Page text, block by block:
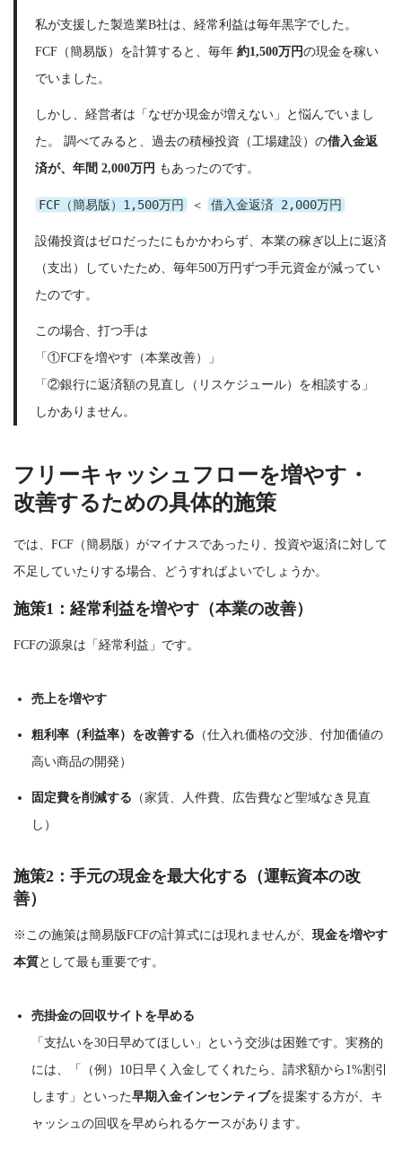
私が支援した製造業B社は、経常利益は毎年黒字でした。
FCF（簡易版）を計算すると、毎年 約1,500万円の現金を稼い
でいました。
しかし、経営者は「なぜか現金が増えない」と悩んでいまし
た。 調べてみると、過去の積極投資（工場建設）の借入金返
済が、年間 2,000万円 もあったのです。
FCF（簡易版）1,500万円 ＜ 借入金返済 2,000万円
設備投資はゼロだったにもかかわらず、本業の稼ぎ以上に返済
（支出）していたため、毎年500万円ずつ手元資金が減ってい
たのです。
この場合、打つ手は
「①FCFを増やす（本業改善）」
「②銀行に返済額の見直し（リスケジュール）を相談する」
しかありません。
フリーキャッシュフローを増やす・
改善するための具体的施策
では、FCF（簡易版）がマイナスであったり、投資や返済に対して
不足していたりする場合、どうすればよいでしょうか。
施策1：経常利益を増やす（本業の改善）
FCFの源泉は「経常利益」です。
売上を増やす
粗利率（利益率）を改善する （仕入れ価格の交渉、付加価値の
高い商品の開発）
固定費を削減する （家賃、人件費、広告費など聖域なき見直
し）
施策2：手元の現金を最大化する（運転資本の改
善）
※この施策は簡易版FCFの計算式には現れませんが、 現金を増やす
本質として最も重要です。
売掛金の回収サイトを早める
「支払いを30日早めてほしい」という交渉は困難です。実務的
には、「（例）10日早く入金してくれたら、請求額から1%割引
します」といった早期入金インセンティブを提案する方が、キ
ャッシュの回収を早められるケースがあります。